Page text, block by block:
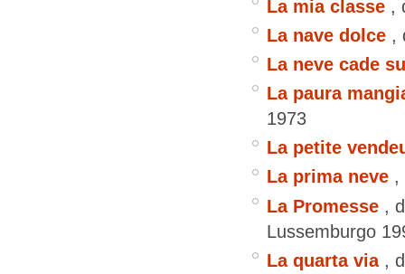
La mia classe ,
La nave dolce ,
La neve cade
La paura
1973
La petite
La prima neve ,
La Promesse ,
Lussemburgo
La quarta via ,